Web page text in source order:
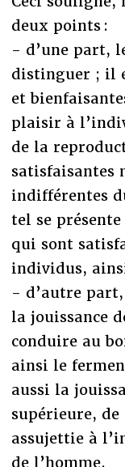
deux points :
- d’une part,
distinguer ; il
et
plaisir à
de la
satisfaisantes
indifférentes
tel se
qui sont
individus,
- d’autre part,
la jouissance
conduire au
ainsi le
aussi la
supérieure,
assujettie à
de l’homme.